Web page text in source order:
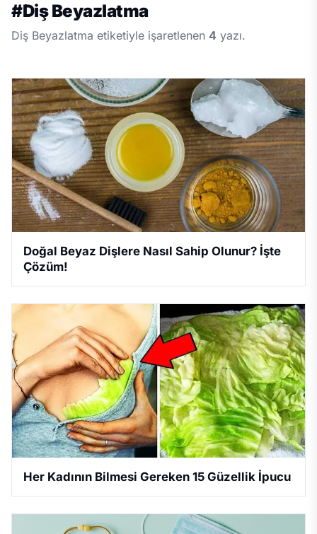
#Diş Beyazlatma
Diş Beyazlatma etiketiyle işaretlenen 4 yazı.
Doğal Beyaz Dişlere Nasıl Sahip Olunur? İşte
Çözüm!
Her Kadının Bilmesi Gereken 15 Güzellik İpucu